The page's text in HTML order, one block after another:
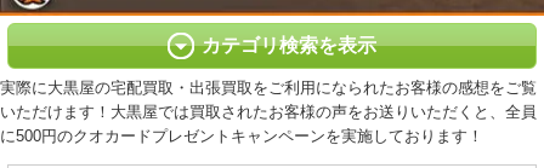
カテゴリ検索を表示
実際に大黒屋の宅配買取・出張買取をご利用になられたお客様の感想をご覧
いただけます！大黒屋では買取されたお客様の声をお送りいただくと、全員
に500円のクオカードプレゼントキャンペーンを実施しております！